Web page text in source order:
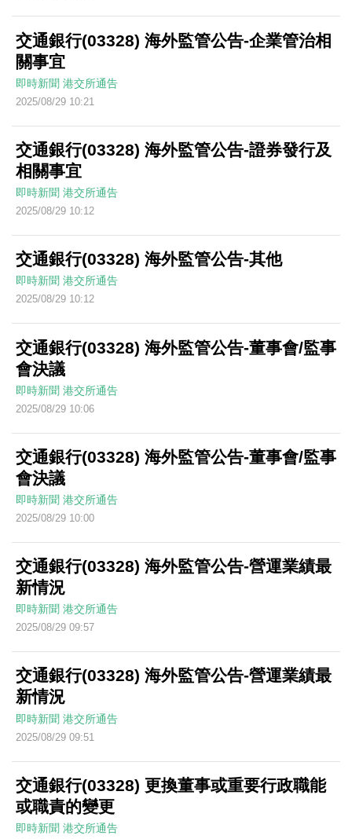
交通銀行(03328) 海外監管公告-企業管治相
關事宜
即時新聞 港交所通告
2025/08/29 10:21
交通銀行(03328) 海外監管公告-證券發行及
相關事宜
即時新聞 港交所通告
2025/08/29 10:12
交通銀行(03328) 海外監管公告-其他
即時新聞 港交所通告
2025/08/29 10:12
交通銀行(03328) 海外監管公告-董事會/監事
會決議
即時新聞 港交所通告
2025/08/29 10:06
交通銀行(03328) 海外監管公告-董事會/監事
會決議
即時新聞 港交所通告
2025/08/29 10:00
交通銀行(03328) 海外監管公告-營運業績最
新情況
即時新聞 港交所通告
2025/08/29 09:57
交通銀行(03328) 海外監管公告-營運業績最
新情況
即時新聞 港交所通告
2025/08/29 09:51
交通銀行(03328) 更換董事或重要行政職能
或職責的變更
即時新聞 港交所通告